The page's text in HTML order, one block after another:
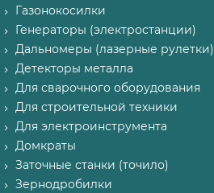
Газонокосилки
Генераторы (электростанции)
Дальномеры (лазерные рулетки)
Детекторы металла
Для сварочного оборудования
Для строительной техники
Для электроинструмента
Домкраты
Заточные станки (точило)
Зернодробилки